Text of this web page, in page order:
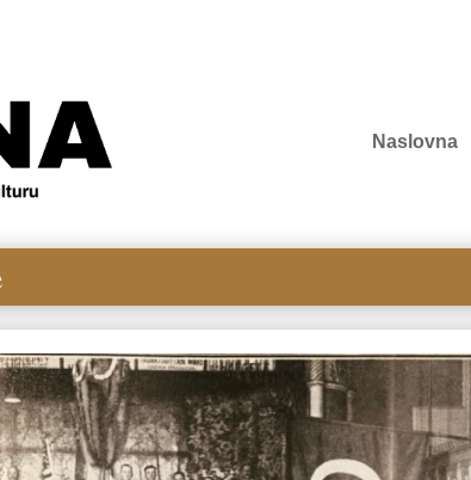
Naslovna